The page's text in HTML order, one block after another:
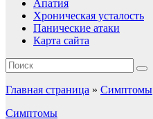
Апатия
Хроническая усталость
Панические атаки
Карта сайта
Главная страница » Симптомы
Симптомы